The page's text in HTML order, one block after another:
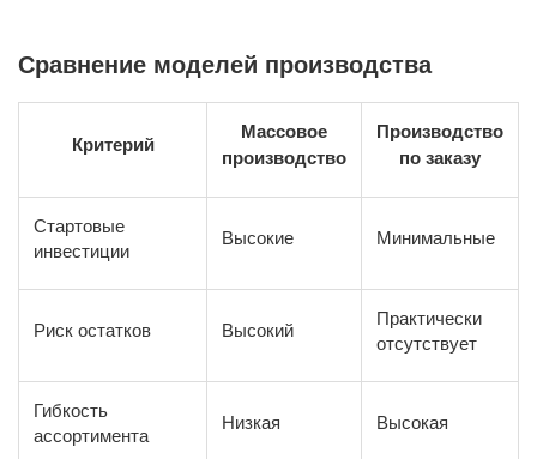
Сравнение моделей производства
Критерий
Массовое
производство
Производство
по заказу
Стартовые
инвестиции
Высокие Минимальные
Риск остатков Высокий
Практически
отсутствует
Гибкость
ассортимента
Низкая Высокая